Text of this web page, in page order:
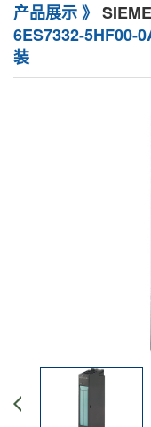
产品展示 》
6ES7332-5HF00-
装